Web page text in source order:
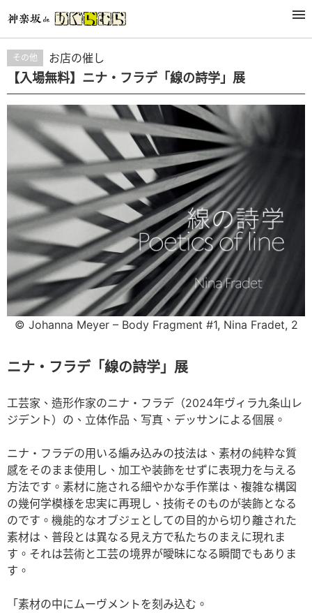
活動
その他 お店の催し
【入場無料】ニナ・フラデ「線の詩学」展
© Johanna Meyer – Body Fragment #1, Nina Fradet, 2
ニナ・フラデ「線の詩学」展
工芸家、造形作家のニナ・フラデ（2024年ヴィラ九条山レ
ジデント）の、立体作品、写真、デッサンによる個展。
ニナ・フラデの用いる編み込みの技法は、素材の純粋な質
感をそのまま使用し、加工や装飾をせずに表現力を与える
方法です。素材に施される細やかな手作業は、複雑な構図
の幾何学模様を忠実に再現し、技術そのものが装飾となる
のです。機能的なオブジェとしての目的から切り離された
素材は、普段とは異なる見え方で私たちのまえに現れま
す。それは芸術と工芸の境界が曖昧になる瞬間でもありま
す。
「素材の中にムーヴメントを刻み込む。